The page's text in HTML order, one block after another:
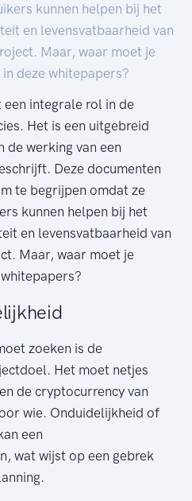
kunnen helpen bij het
en levensvatbaarheid van
Maar, waar moet je
deze whitepapers?
integrale rol in de
Het is een uitgebreid
de werking van een
Deze documenten
te begrijpen omdat ze
kunnen helpen bij het
en levensvatbaarheid van
Maar, waar moet je
zoeken is de
Het moet netjes
de cryptocurrency van
wie. Onduidelijkheid of
een
wat wijst op een gebrek